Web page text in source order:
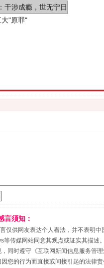
好声名
言须知：
仅供网友表达个人看法，并不表明
传媒网站同意其观点或证实其描述
同时遵守《互联网新闻信息服务管理
您的行为而直接或间接引起的法律责